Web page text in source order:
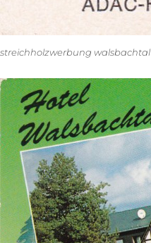
streichholzwerbung walsbachtal